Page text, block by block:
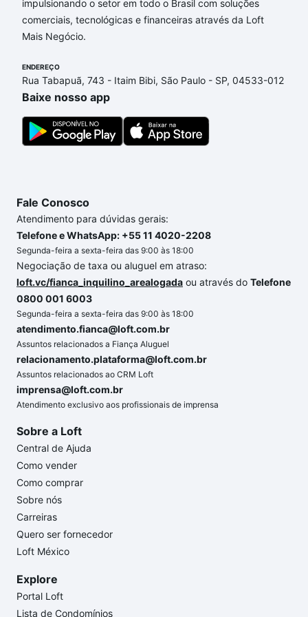
com nossas opções de financiamento imobiliário as
parcelas podem se adequar ao seu orçamento. Se
processo de compra, veja em nosso portal
custa comprar um apartamento e conte com a
gente para comprar o imóvel dos seus sonhos com
segurança e conforto. Loft, com você até as
chaves.
impulsionando o setor em todo o Brasil com soluções
comerciais, tecnológicas e financeiras através da Loft
Mais Negócio.
ENDEREÇO
Rua Tabapuã, 743 - Itaim Bibi, São Paulo - SP, 04533-012
Baixe nosso app
Fale Conosco
Atendimento para dúvidas gerais:
Telefone e WhatsApp: +55 11 4020-2208
Segunda-feira a sexta-feira das 9:00 às 18:00
Negociação de taxa ou aluguel em atraso:
loft.vc/fianca_inquilino_arealogada ou através do Telefone
0800 001 6003
Segunda-feira a sexta-feira das 9:00 às 18:00
atendimento.fianca@loft.com.br
Assuntos relacionados a Fiança Aluguel
relacionamento.plataforma@loft.com.br
Assuntos relacionados ao CRM Loft
imprensa@loft.com.br
Atendimento exclusivo aos profissionais de imprensa
Sobre a Loft
Central de Ajuda
Como vender
Como comprar
Sobre nós
Carreiras
Quero ser fornecedor
Loft México
Explore
Portal Loft
Lista de Condomínios